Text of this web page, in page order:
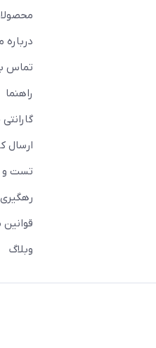
درباره
تماس
راهنما
ارسال
تست و
قوانین
وبلاگ